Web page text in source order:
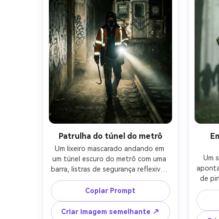
cinematográfico azul-laranja, foco
nítido, qualidade do filme-AR 4:5
Patrulha do túnel do metrô
Um lixeiro mascarado andando em
um túnel escuro do metrô com uma
barra, listras de segurança reflexivas
em uma jaqueta rasgada, feixe de
lanterna cortando a poeira, paredes
de graffiti e vagão de trem
abandonado atrás, filmado em
Copiar Prompt
Criar imagem semelhante ↗
Um
de